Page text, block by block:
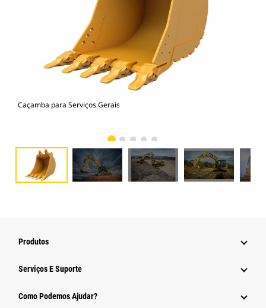
Caçamba para Serviços Gerais
Produtos
Serviços E Suporte
Como Podemos Ajudar?